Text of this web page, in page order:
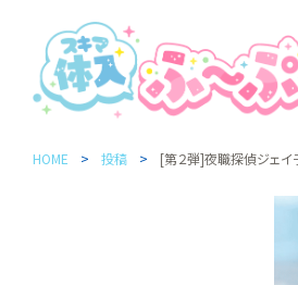
HOME 投稿 [第２弾]夜職探偵ジェ